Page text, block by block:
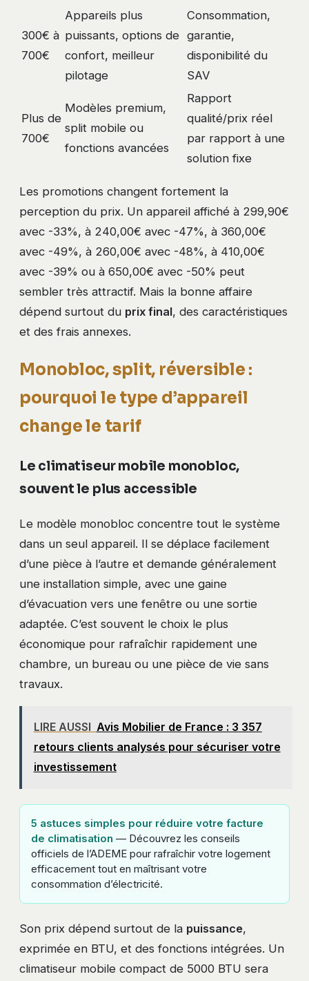
300€ à
700€
Appareils plus
puissants, options de
confort, meilleur
pilotage
Consommation,
garantie,
disponibilité du
SAV
Plus de
700€
Modèles premium,
split mobile ou
fonctions avancées
Rapport
qualité/prix réel
par rapport à une
solution fixe
Les promotions changent fortement la
perception du prix. Un appareil affiché à 299,90€
avec -33%, à 240,00€ avec -47%, à 360,00€
avec -49%, à 260,00€ avec -48%, à 410,00€
avec -39% ou à 650,00€ avec -50% peut
sembler très attractif. Mais la bonne affaire
dépend surtout du prix final, des caractéristiques
et des frais annexes.
Monobloc, split, réversible :
pourquoi le type d’appareil
change le tarif
Le climatiseur mobile monobloc,
souvent le plus accessible
Le modèle monobloc concentre tout le système
dans un seul appareil. Il se déplace facilement
d’une pièce à l’autre et demande généralement
une installation simple, avec une gaine
d’évacuation vers une fenêtre ou une sortie
adaptée. C’est souvent le choix le plus
économique pour rafraîchir rapidement une
chambre, un bureau ou une pièce de vie sans
travaux.
LIRE AUSSI Avis Mobilier de France : 3 357
retours clients analysés pour sécuriser votre
investissement
5 astuces simples pour réduire votre facture
de climatisation — Découvrez les conseils
officiels de l’ADEME pour rafraîchir votre logement
efficacement tout en maîtrisant votre
consommation d’électricité.
Son prix dépend surtout de la puissance,
exprimée en BTU, et des fonctions intégrées. Un
climatiseur mobile compact de 5000 BTU sera